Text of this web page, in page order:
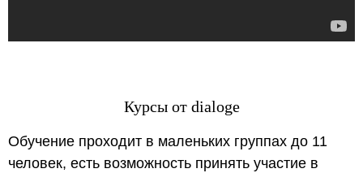
Курсы от dialoge
Обучение проходит в маленьких группах до 11
человек, есть возможность принять участие в